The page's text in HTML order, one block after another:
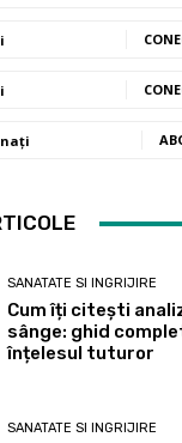
SANATATE SI INGRIJIRE
Cum îți citești
sânge: ghid
înțelesul tuturor
SANATATE SI INGRIJIRE